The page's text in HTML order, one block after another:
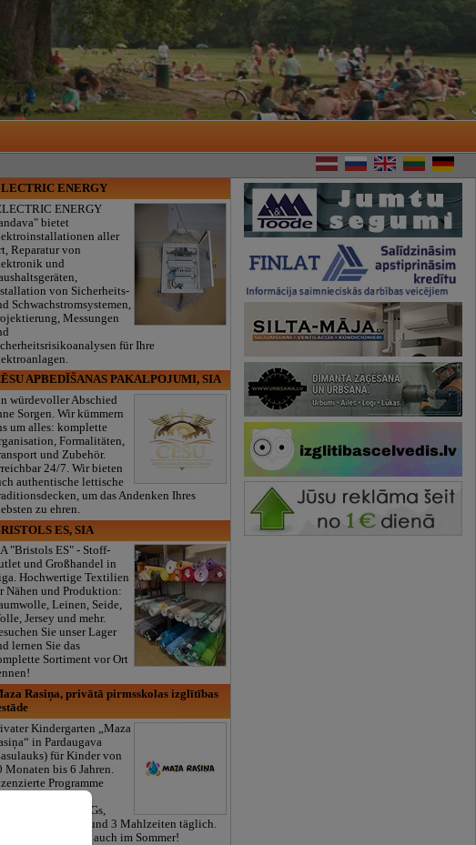
ENERGY
ENERGY
bietet
aller
Reparatur von
und
von Sicherheits-
Schwachstromsystemen,
Messungen
für Ihre
APBEDĪŠANAS PAKALPOJUMI, SIA
würdevoller Abschied
Sorgen. Wir kümmern
um alles: komplette
Formalitäten,
und Zubehör.
24/7. Wir bieten
authentische lettische
um das Andenken Ihres
zu ehren.
ES, SIA
"Bristols ES" - Stoff-
und Großhandel in
Hochwertige Textilien
Nähen und Produktion:
Leinen, Seide,
Jersey und mehr.
Sie unser Lager
lernen Sie das
Sortiment vor Ort
Rasiņa, privātā pirmsskolas izglītības
Kindergarten „Maza
in Pardaugava
für Kinder von
Monaten bis 6 Jahren.
Programme
RU), Logopäde,
AGs,
grünes Areal und 3 Mahlzeiten täglich.
geöffnet, auch im Sommer!